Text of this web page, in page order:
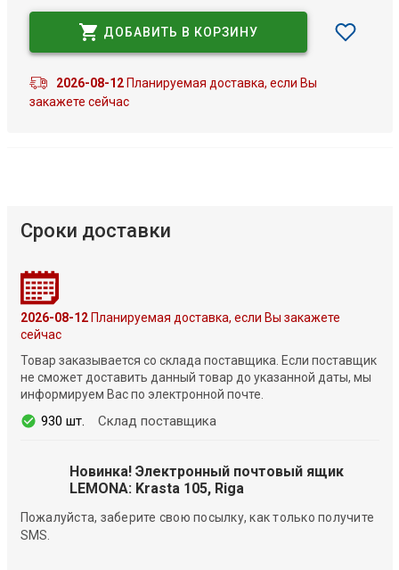
ДОБАВИТЬ В КОРЗИНУ
2026-08-12Планируемая доставка, если Вы
закажете сейчас
Сроки доставки
2026-08-12Планируемая доставка, если Вы закажете
сейчас
Товар заказывается со склада поставщика. Если поставщик
не сможет доставить данный товар до указанной даты, мы
информируем Вас по электронной почте.
930 шт. Склад поставщика
Новинка! Электронный почтовый ящик
LEMONA: Krasta 105, Riga
Пожалуйста, заберите свою посылку, как только получите
SMS.